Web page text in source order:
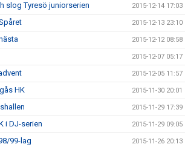
slog Tyresö juniorserien 2015-12-14 17:03
2015-12-13 23:10
2015-12-12 08:58
2015-12-07 05:17
2015-12-05 11:57
HK 2015-11-30 20:01
2015-11-29 17:39
i DJ-serien 2015-11-29 09:05
99-lag 2015-11-26 20:13